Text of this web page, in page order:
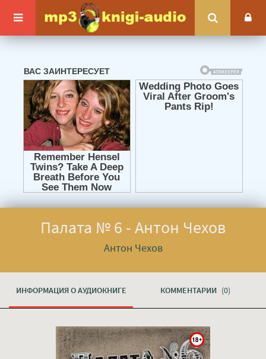
Палата № 6 - Антон Чехов
Антон Чехов
ИНФОРМАЦИЯ О АУДИОКНИГЕ КОММЕНТАРИИ (0)